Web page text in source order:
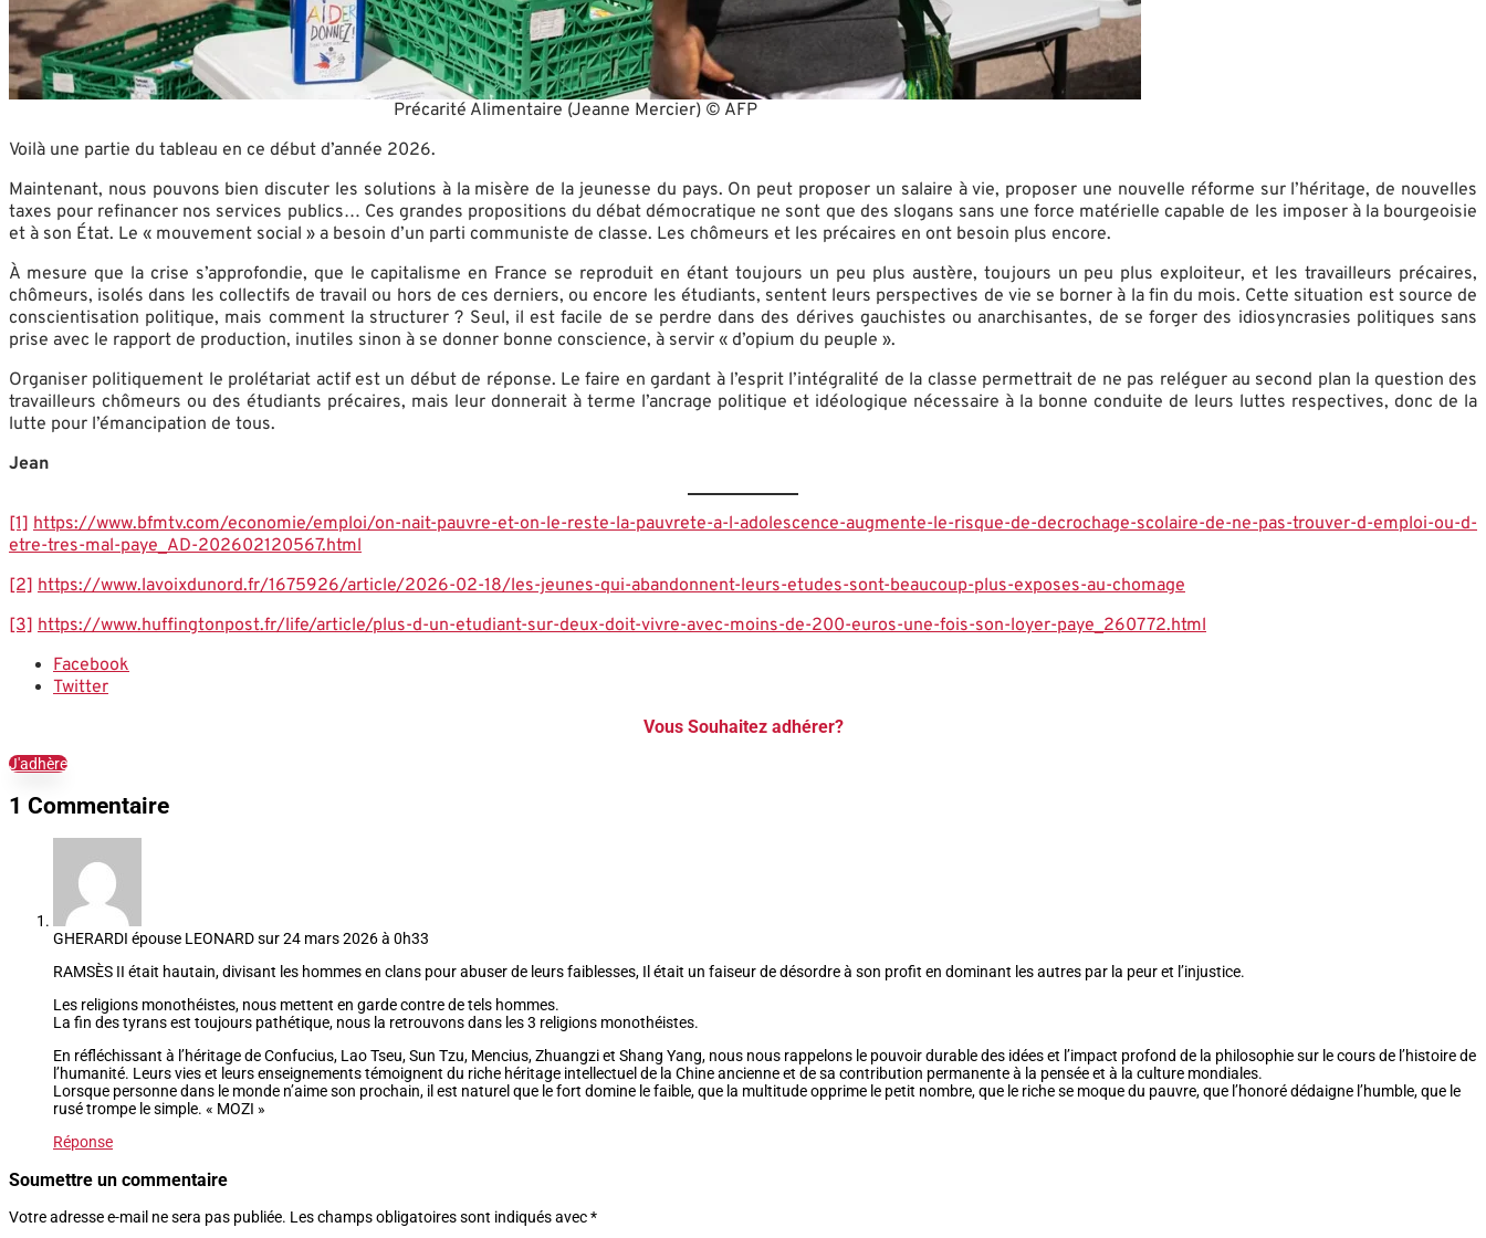
Précarité Alimentaire (Jeanne Mercier) © AFP
Voilà une partie du tableau en ce début d’année 2026.
Maintenant, nous pouvons bien discuter les solutions à la misère de la jeunesse du pays. On peut proposer un salaire à vie, proposer une nouvelle réforme sur l’héritage, de nouvelles
taxes pour refinancer nos services publics… Ces grandes propositions du débat démocratique ne sont que des slogans sans une force matérielle capable de les imposer à la bourgeoisie
et à son État. Le « mouvement social » a besoin d’un parti communiste de classe. Les chômeurs et les précaires en ont besoin plus encore.
À mesure que la crise s’approfondie, que le capitalisme en France se reproduit en étant toujours un peu plus austère, toujours un peu plus exploiteur, et les travailleurs précaires,
chômeurs, isolés dans les collectifs de travail ou hors de ces derniers, ou encore les étudiants, sentent leurs perspectives de vie se borner à la fin du mois. Cette situation est source de
conscientisation politique, mais comment la structurer ? Seul, il est facile de se perdre dans des dérives gauchistes ou anarchisantes, de se forger des idiosyncrasies politiques sans
prise avec le rapport de production, inutiles sinon à se donner bonne conscience, à servir « d’opium du peuple ».
Organiser politiquement le prolétariat actif est un début de réponse. Le faire en gardant à l’esprit l’intégralité de la classe permettrait de ne pas reléguer au second plan la question des
travailleurs chômeurs ou des étudiants précaires, mais leur donnerait à terme l’ancrage politique et idéologique nécessaire à la bonne conduite de leurs luttes respectives, donc de la
lutte pour l’émancipation de tous.
Jean
[1] https://www.bfmtv.com/economie/emploi/on-nait-pauvre-et-on-le-reste-la-pauvrete-a-l-adolescence-augmente-le-risque-de-decrochage-scolaire-de-ne-pas-trouver-d-emploi-ou-d-
etre-tres-mal-paye_AD-202602120567.html
[2] https://www.lavoixdunord.fr/1675926/article/2026-02-18/les-jeunes-qui-abandonnent-leurs-etudes-sont-beaucoup-plus-exposes-au-chomage
[3] https://www.huffingtonpost.fr/life/article/plus-d-un-etudiant-sur-deux-doit-vivre-avec-moins-de-200-euros-une-fois-son-loyer-paye_260772.html
Facebook
Twitter
Vous Souhaitez adhérer?
J'adhère
1 Commentaire
GHERARDI épouse LEONARDsur 24 mars 2026 à 0h33
RAMSÈS II était hautain, divisant les hommes en clans pour abuser de leurs faiblesses, Il était un faiseur de désordre à son profit en dominant les autres par la peur et l’injustice.
Les religions monothéistes, nous mettent en garde contre de tels hommes.
La fin des tyrans est toujours pathétique, nous la retrouvons dans les 3 religions monothéistes.
En réfléchissant à l’héritage de Confucius, Lao Tseu, Sun Tzu, Mencius, Zhuangzi et Shang Yang, nous nous rappelons le pouvoir durable des idées et l’impact profond de la philosophie sur le cours de l’histoire de
l’humanité. Leurs vies et leurs enseignements témoignent du riche héritage intellectuel de la Chine ancienne et de sa contribution permanente à la pensée et à la culture mondiales.
Lorsque personne dans le monde n’aime son prochain, il est naturel que le fort domine le faible, que la multitude opprime le petit nombre, que le riche se moque du pauvre, que l’honoré dédaigne l’humble, que le
rusé trompe le simple. « MOZI »
Réponse
Soumettre un commentaire
Votre adresse e-mail ne sera pas publiée. Les champs obligatoires sont indiqués avec*